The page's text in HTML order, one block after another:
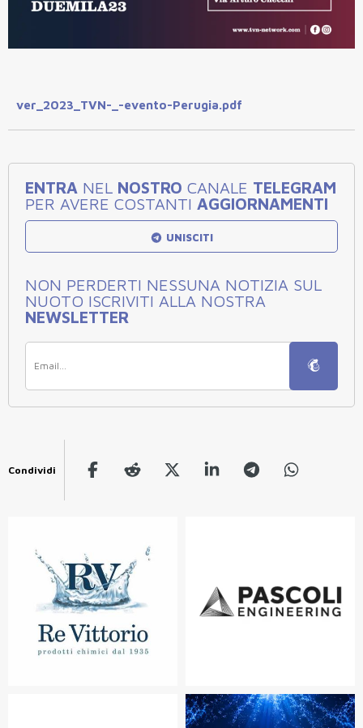
ver_2023_TVN-_-evento-Perugia.pdf
ENTRA NEL NOSTRO CANALE TELEGRAM
PER AVERE COSTANTI AGGIORNAMENTI
UNISCITI
NON PERDERTI NESSUNA NOTIZIA SUL
NUOTO ISCRIVITI ALLA NOSTRA
NEWSLETTER
Condividi